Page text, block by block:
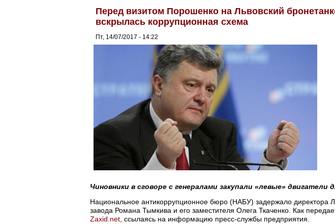
Перед визитом Порошенко на Львовский
вскрылась коррупционная схема
Пт, 14/07/2017 - 14:22
Чиновники в сговоре с генералами закупали «левые» двигатели
Национальное антикоррупционное бюро (НАБУ) задержало директора
завода Романа Тымкива и его заместителя Олега Ткаченко. Как
Zaxid.net , ссылаясь на информацию пресс-службы предприятия.